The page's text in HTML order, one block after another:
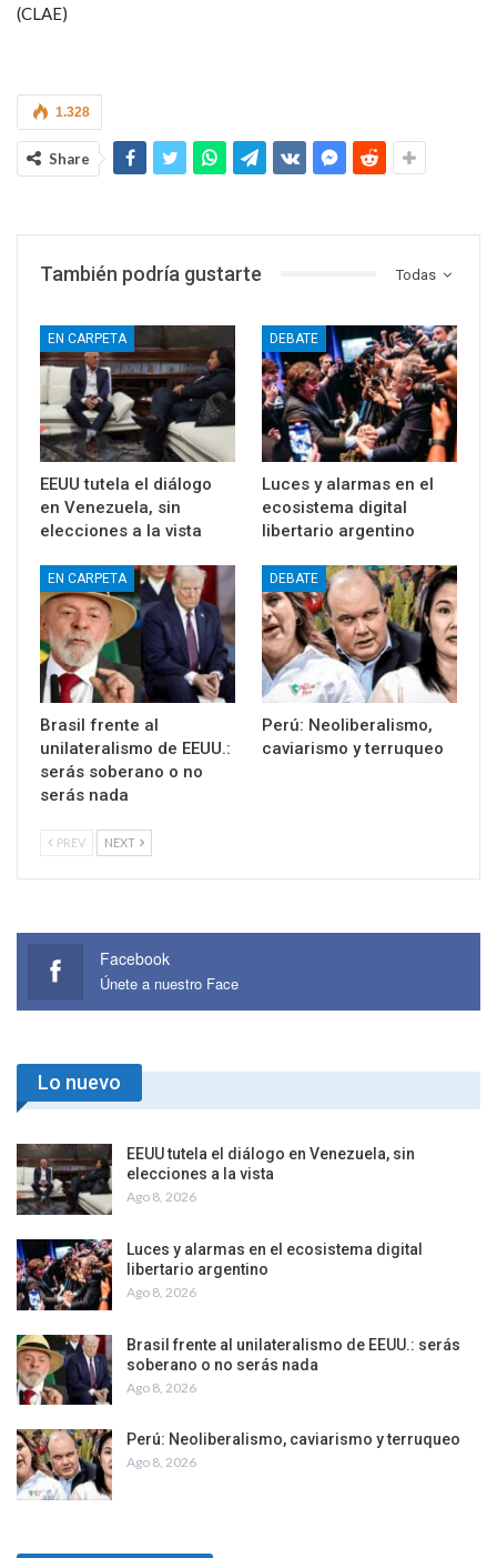
(CLAE)
1.328
Share
Todas
También podría gustarte
EN CARPETA
EEUU tutela el diálogo
en Venezuela, sin
elecciones a la vista
DEBATE
Luces y alarmas en el
ecosistema digital
libertario argentino
EN CARPETA
Brasil frente al
unilateralismo de EEUU.:
serás soberano o no
serás nada
DEBATE
Perú: Neoliberalismo,
caviarismo y terruqueo
PREV NEXT
Facebook
Únete a nuestro Face
Lo nuevo
EEUU tutela el diálogo en Venezuela, sin
elecciones a la vista
Ago 8, 2026
Luces y alarmas en el ecosistema digital
libertario argentino
Ago 8, 2026
Brasil frente al unilateralismo de EEUU.: serás
soberano o no serás nada
Ago 8, 2026
Perú: Neoliberalismo, caviarismo y terruqueo
Ago 8, 2026